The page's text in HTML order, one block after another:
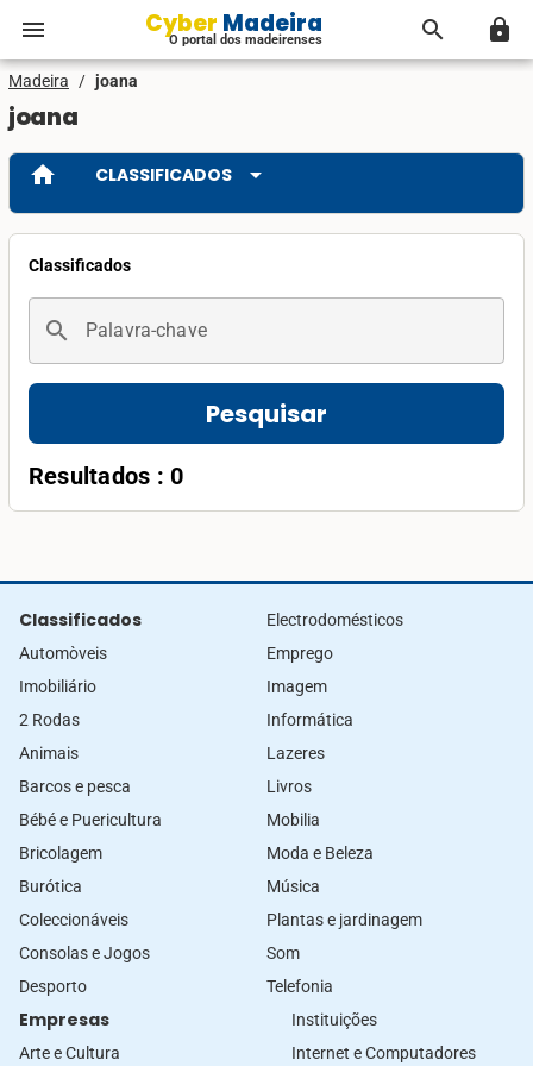
menu Cyber Madeira
O portal dos madeirenses search lock
Madeira / joana
joana
home CLASSIFICADOS arrow_drop_down
Classificados
search Palavra-chave
Pesquisar
Resultados : 0
Classificados
Automòveis
Imobiliário
2 Rodas
Animais
Barcos e pesca
Bébé e Puericultura
Bricolagem
Burótica
Coleccionáveis
Consolas e Jogos
Desporto
Electrodomésticos
Emprego
Imagem
Informática
Lazeres
Livros
Mobilia
Moda e Beleza
Música
Plantas e jardinagem
Som
Telefonia
Empresas
Arte e Cultura
Instituições
Internet e Computadores